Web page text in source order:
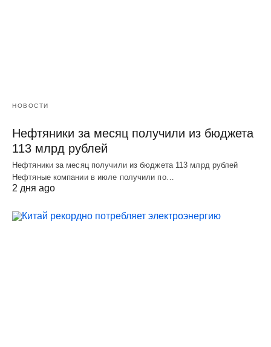
НОВОСТИ
Нефтяники за месяц получили из бюджета
113 млрд рублей
Нефтяники за месяц получили из бюджета 113 млрд рублей
Нефтяные компании в июле получили по…
2 дня ago